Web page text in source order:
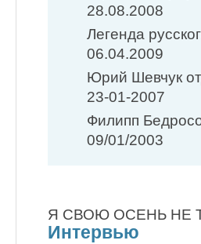
28.08.2008
Легенда
06.04.2009
Юрий Шевчук
23-01-2007
Филипп
09/01/2003
Я СВОЮ ОСЕНЬ НЕ
Интервью